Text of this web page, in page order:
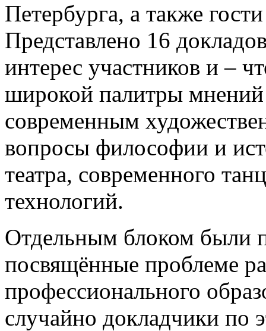
Петербурга, а также
Представлено 16
интерес участников и –
широкой палитры
современным
вопросы философии и
театра, современного
технологий.
Отдельным блоком были
посвящённые проблеме
профессионального
случайно докладчики по